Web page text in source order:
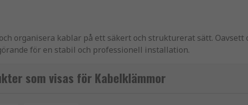
organisera kablar på ett säkert och strukturerat sätt.
för en stabil och professionell installation.
kabelklämmor i olika storlekar, material och utföranden för både
som visas för Kabelklämmor